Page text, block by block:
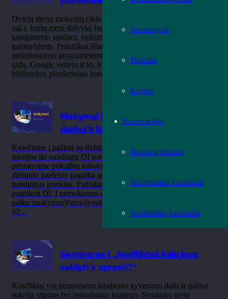
Savanorystė
Praktika
Karjera
Rezervacijos
Išradimų būstinė
Individualūs kambariai
Susibūrimų kambariai
Dviejų dienų mokymų ciklas (rugsėjo 15 d. ir 16 d., 9.30–11.30
val.), kurių metu dalyviai bus supažindinami su planšetinio
kompiuterio sandara, veikimu, filmavimo ir fotografavimo
galimybėmis. Praktiškai išbandysite kaip atsisiųsti bei naudotis
mobiliosiomis programėlėmis – viešojo transporto, kelionių
gidų, Google vertėjo ir kt. Mokymų metu naudosimės tik
bibliotekos planšetiniais kompiuteriais...
Mokymai | „Dirbtinis intelektas (DI) –
darbui ir laisvalaikiui“
Kviečiame į pažintį su dirbtiniu intelektu. Nuo atsiradimo
istorijos iki naudingų DI įrankių įvairioms užduotims atlikti;
pristatysime pokalbių robotų galimybės, parodysime kaip
dirbtinio intelekto pagalba generuoti vaizdus, muziką, bei kitus
naudingus įrankius. Padiskutuosime kodėl (ne) reikia visada
pasitikėti DI. Į nemokamus mokymus kviečiame registruotis: e.
paštu: mokymai@azuolynobiblioteka.lt telefonu: + 370 37 32
42...
Seminaras | „Konfliktai: kaip juos
valdyti ir spręsti?“
Konfliktai yra neatsiejama kasdienio gyvenimo dalis ir dažnai
sukelia stiprius bei nemalonius jausmus. Seminaro metu